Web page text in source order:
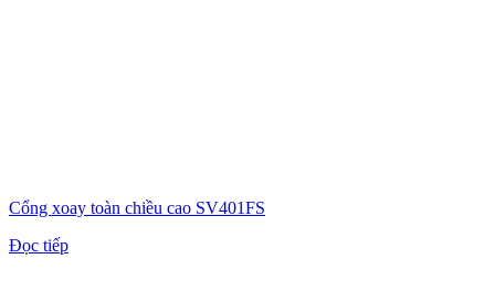
Cổng xoay toàn chiều cao SV401FS
Đọc tiếp